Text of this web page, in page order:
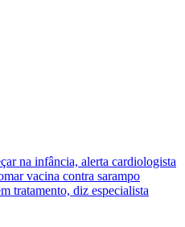
na infância, alerta cardiologista
vacina contra sarampo
tratamento, diz especialista